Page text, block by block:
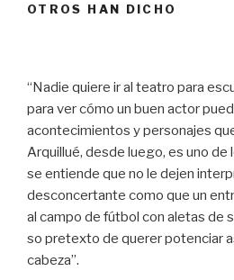
OTROS HAN DICHO
“Nadie quiere ir al teatro para
para ver cómo un buen actor
acontecimientos y personajes
Arquillué, desde luego, es uno de
se entiende que no le dejen
desconcertante como que un
al campo de fútbol con aletas de
so pretexto de querer potenciar
cabeza”.